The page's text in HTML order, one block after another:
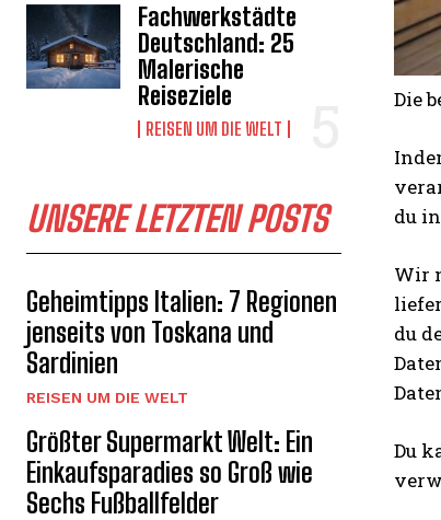
Fachwerkstädte
Deutschland: 25
Malerische
Reiseziele
REISEN UM DIE WELT
UNSERE LETZTEN POSTS
Geheimtipps Italien: 7 Regionen
jenseits von Toskana und
Sardinien
REISEN UM DIE WELT
Größter Supermarkt Welt: Ein
Einkaufsparadies so Groß wie
Sechs Fußballfelder
Die
du
Wir
du
Du